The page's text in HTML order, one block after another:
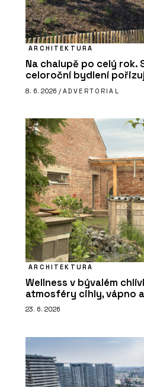
ARCHITEKTURA
Na chalupě po celý rok.
celoroční bydlení
8. 6. 2026 / ADVERTORIAL
ARCHITEKTURA
Wellness v bývalém
atmosféry cihly, vápno
23. 6. 2026